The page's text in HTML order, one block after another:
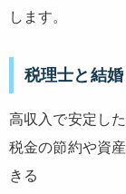
します。
税理士と結
高収入で安定し
税金の節約や資
きる